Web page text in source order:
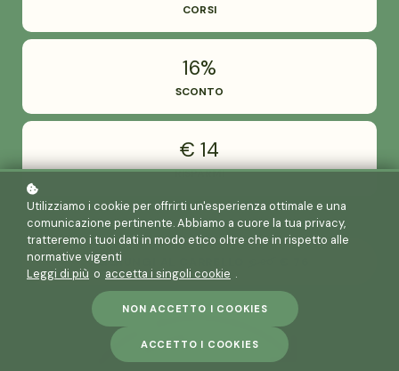
CORSI
16%
SCONTO
€ 14
RISPARMI
AGGIUNGI AL CARRELLO
Utilizziamo i cookie per offrirti un'esperienza ottimale e una
comunicazione pertinente. Abbiamo a cuore la tua privacy,
tratteremo i tuoi dati in modo etico oltre che in rispetto alle
normative vigenti
Leggi di più o accetta i singoli cookie .
NON ACCETTO I COOKIES
ACCETTO I COOKIES